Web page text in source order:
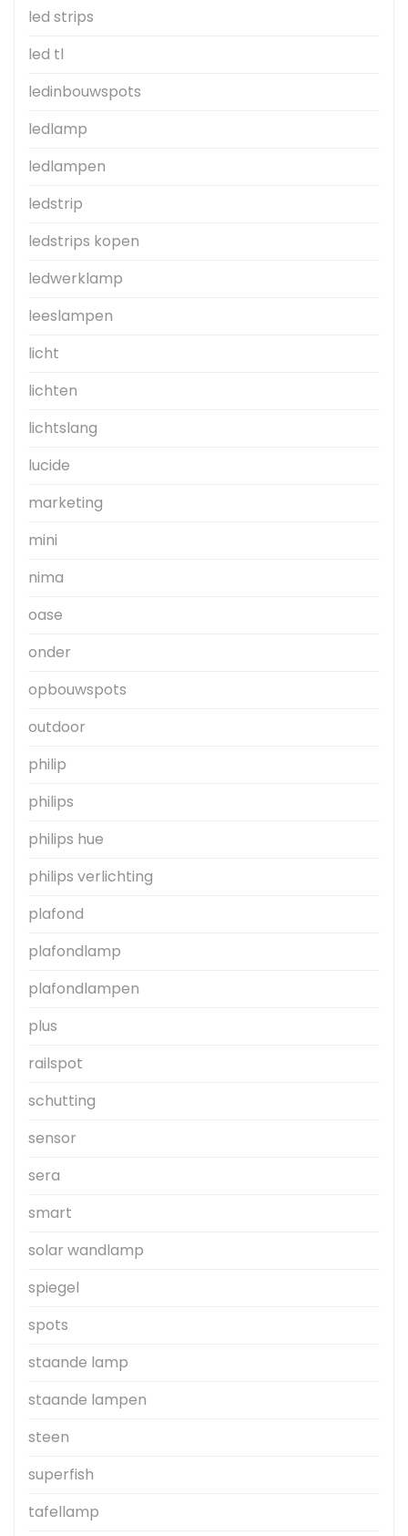
led strips
led tl
ledinbouwspots
ledlamp
ledlampen
ledstrip
ledstrips kopen
ledwerklamp
leeslampen
licht
lichten
lichtslang
lucide
marketing
mini
nima
oase
onder
opbouwspots
outdoor
philip
philips
philips hue
philips verlichting
plafond
plafondlamp
plafondlampen
plus
railspot
schutting
sensor
sera
smart
solar wandlamp
spiegel
spots
staande lamp
staande lampen
steen
superfish
tafellamp